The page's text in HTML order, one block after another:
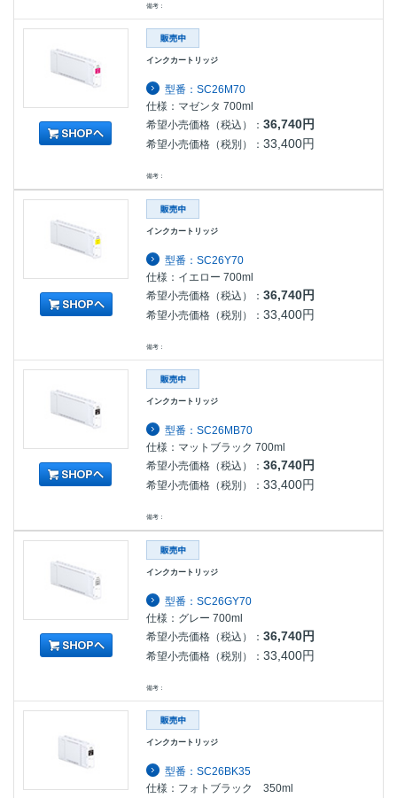
備考：
インクカートリッジ
型番：SC26M70
仕様：マゼンタ 700ml
希望小売価格（税込）： 36,740円
希望小売価格（税別）： 33,400円
備考：
インクカートリッジ
型番：SC26Y70
仕様：イエロー 700ml
希望小売価格（税込）：36,740円
希望小売価格（税別）：33,400円
備考：
インクカートリッジ
型番：SC26MB70
仕様：マットブラック 700ml
希望小売価格（税込）： 36,740円
希望小売価格（税別）： 33,400円
備考：
インクカートリッジ
型番：SC26GY70
仕様：グレー 700ml
希望小売価格（税込）：36,740円
希望小売価格（税別）：33,400円
備考：
インクカートリッジ
型番：SC26BK35
仕様：フォトブラック 350ml